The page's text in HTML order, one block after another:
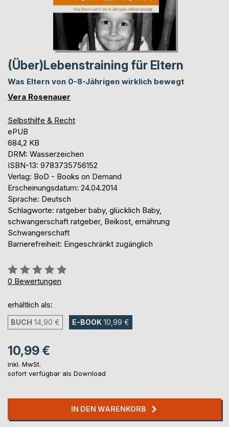
(Über)Lebenstraining für Eltern
Was Eltern von 0-8-Jährigen wirklich bewegt
Vera Rosenauer
Selbsthilfe & Recht
ePUB
684,2 KB
DRM: Wasserzeichen
ISBN-13: 9783735756152
Verlag: BoD - Books on Demand
Erscheinungsdatum: 24.04.2014
Sprache: Deutsch
Schlagworte: ratgeber baby, glücklich Baby,
schwangerschaft ratgeber, Beikost, ernährung
Schwangerschaft
Barrierefreiheit: Eingeschränkt zugänglich
Bewertung::
0%
0 Bewertungen
erhältlich als:
BUCH 14,90 € E-BOOK 10,99 €
10,99 €
inkl. MwSt.
sofort verfügbar als Download
IN DEN WARENKORB